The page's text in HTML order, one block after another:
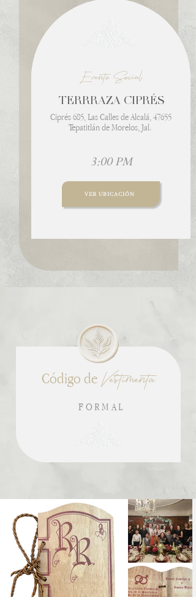
Evento Social
TERRRAZA CIPRÉS
Ciprés 685, Las Calles de Alcalá, 47655
Tepatitlán de Morelos, Jal.
3:00 PM
VER UBICACIÓN
Código deVestimenta
FORMAL